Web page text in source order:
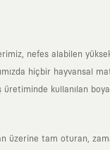
nefes alabilen
hiçbir hayvansal
üretiminde kullanılan
üzerine tam oturan,